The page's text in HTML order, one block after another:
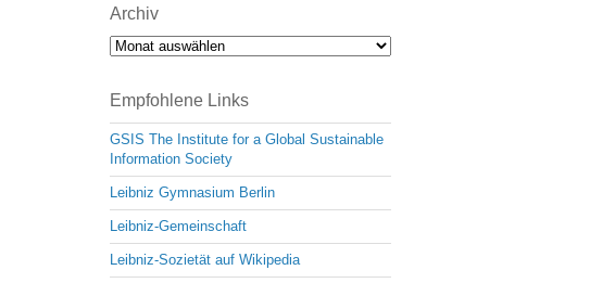
Archiv
Archiv
Empfohlene Links
GSIS The Institute for a Global Sustainable
Information Society
Leibniz Gymnasium Berlin
Leibniz-Gemeinschaft
Leibniz-Sozietät auf Wikipedia